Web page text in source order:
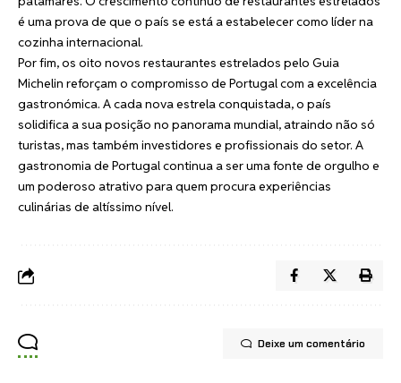
é uma prova de que o país se está a estabelecer como líder na
cozinha internacional.
Por fim, os oito novos restaurantes estrelados pelo Guia
Michelin reforçam o compromisso de Portugal com a excelência
gastronómica. A cada nova estrela conquistada, o país
solidifica a sua posição no panorama mundial, atraindo não só
turistas, mas também investidores e profissionais do setor. A
gastronomia de Portugal continua a ser uma fonte de orgulho e
um poderoso atrativo para quem procura experiências
culinárias de altíssimo nível.
Deixe um comentário